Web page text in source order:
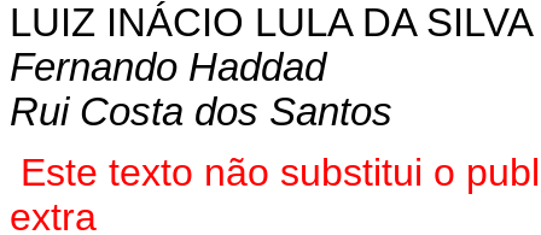
LUIZ INÁCIO LULA DA SILVA
Fernando Haddad
Rui Costa dos Santos
Este texto não substitui o
extra